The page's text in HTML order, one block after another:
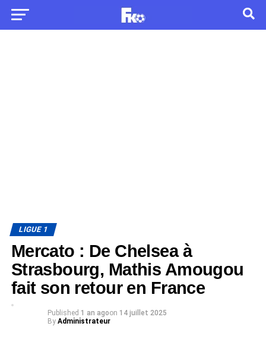
LIGUE 1
Mercato : De Chelsea à
Strasbourg, Mathis Amougou
fait son retour en France
Published 1 an agoon 14 juillet 2025
By Administrateur